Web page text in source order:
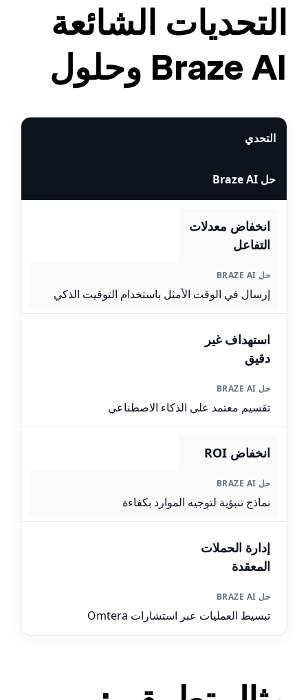
التحديات الشائعة
وحلول Braze AI
التحدي
حل Braze AI
انخفاض معدلات
التفاعل
إرسال في الوقت الأمثل باستخدام التوقيت الذكي
استهداف غير
دقيق
تقسيم معتمد على الذكاء الاصطناعي
انخفاض ROI
نماذج تنبؤية لتوجيه الموارد بكفاءة
إدارة الحملات
المعقدة
تبسيط العمليات عبر استشارات Omtera